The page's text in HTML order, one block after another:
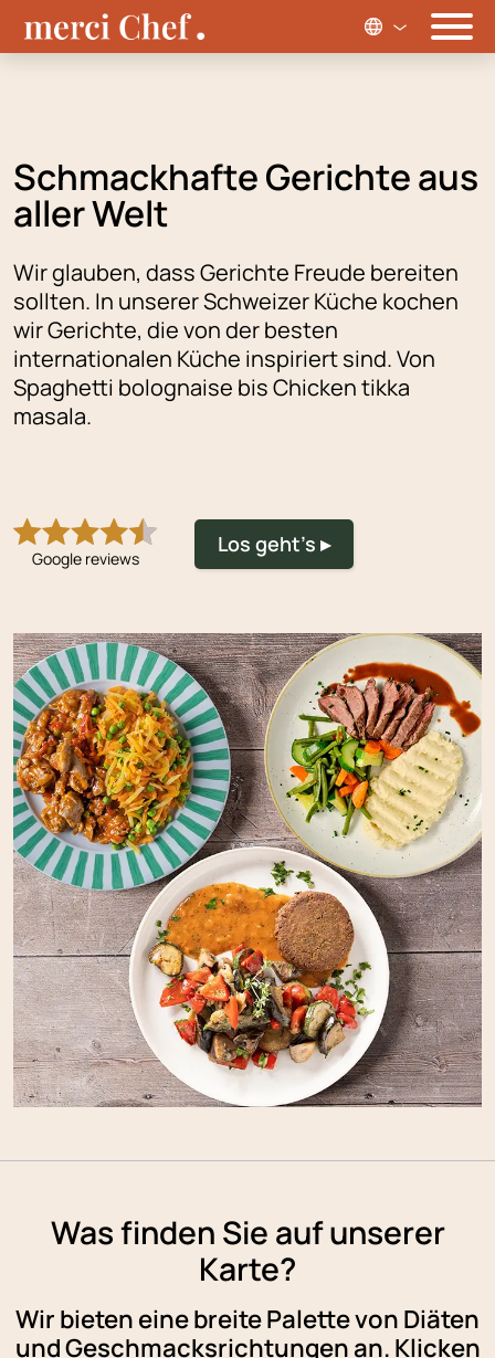
Schmackhafte Gerichte aus
aller Welt
Wir glauben, dass Gerichte Freude bereiten
sollten. In unserer Schweizer Küche kochen
wir Gerichte, die von der besten
internationalen Küche inspiriert sind. Von
Spaghetti bolognaise bis Chicken tikka
masala.
Google reviews
Los geht's ▸
Was finden Sie auf unserer
Karte?
Wir bieten eine breite Palette von Diäten
und Geschmacksrichtungen an. Klicken